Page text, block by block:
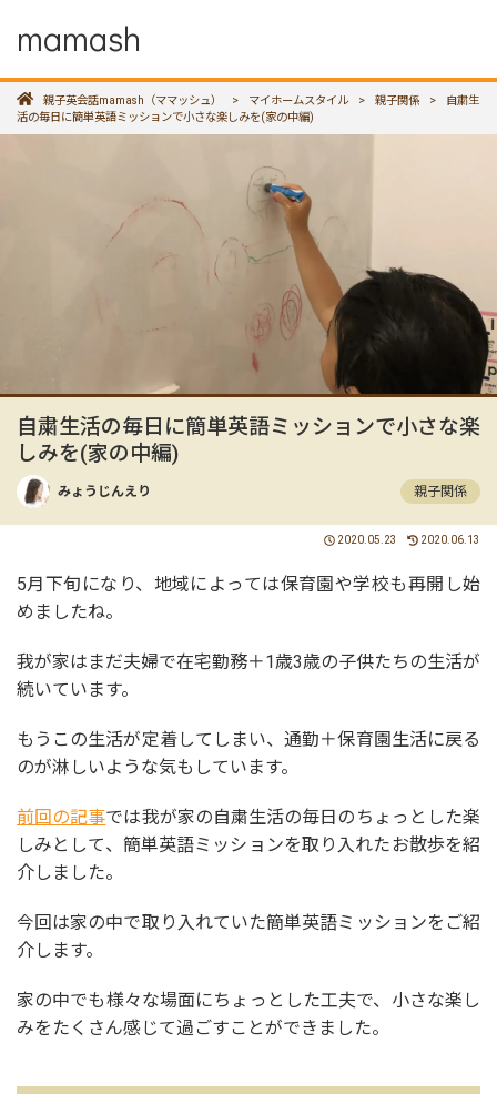
mamash
親子英会話mamash（ママッシュ） > マイホームスタイル > 親子関係 >
自粛生
活の毎日に簡単英語ミッションで小さな楽しみを(家の中編)
自粛生活の毎日に簡単英語ミッションで小さな楽
しみを(家の中編)
みょうじんえり 親子関係
2020.05.23 2020.06.13
5月下旬になり、地域によっては保育園や学校も再開し始
めましたね。
我が家はまだ夫婦で在宅勤務＋1歳3歳の子供たちの生活が
続いています。
もうこの生活が定着してしまい、通勤＋保育園生活に戻る
のが淋しいような気もしています。
前回の記事では我が家の自粛生活の毎日のちょっとした楽
しみとして、簡単英語ミッションを取り入れたお散歩を紹
介しました。
今回は家の中で取り入れていた簡単英語ミッションをご紹
介します。
家の中でも様々な場面にちょっとした工夫で、小さな楽し
みをたくさん感じて過ごすことができました。